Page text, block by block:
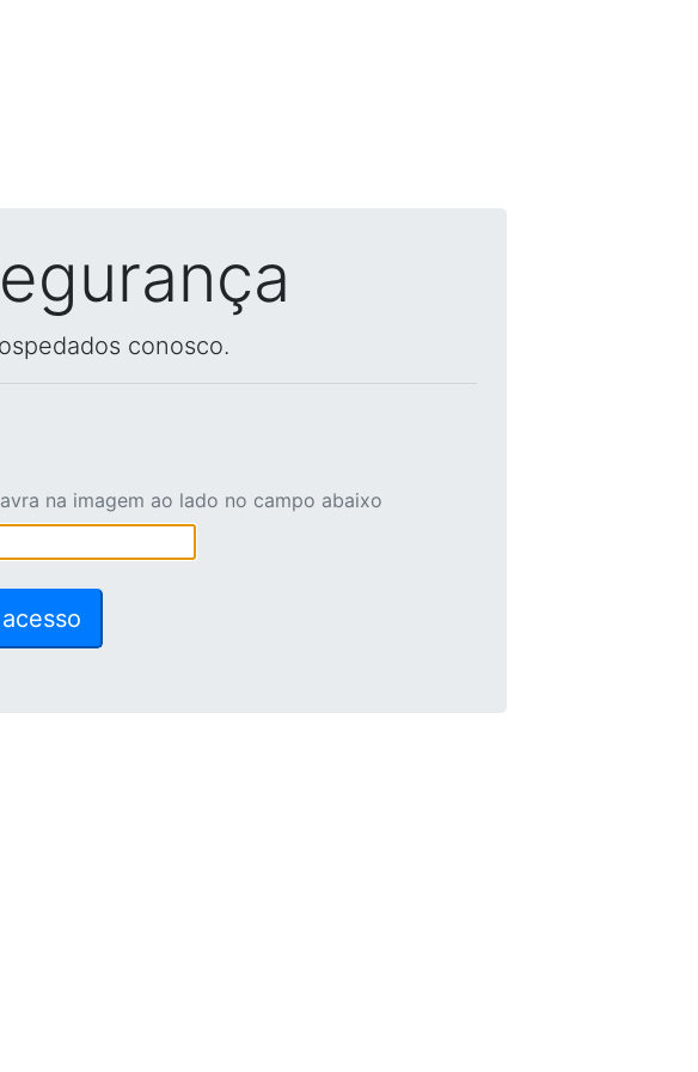
conosco.
na imagem ao lado no campo abaixo